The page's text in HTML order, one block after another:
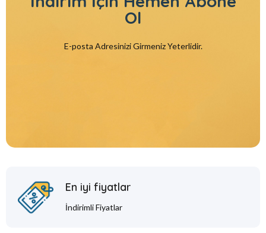
Ol
E-posta Adresinizi Girmeniz Yeterlidir.
En iyi fiyatlar
İndirimli Fiyatlar